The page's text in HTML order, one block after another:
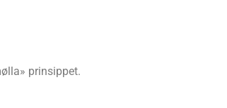
prinsippet.